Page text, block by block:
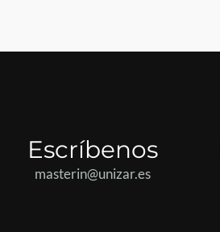
Escríbenos
masterin@unizar.es